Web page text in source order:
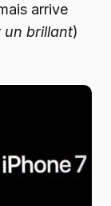
arrive
un brillant)